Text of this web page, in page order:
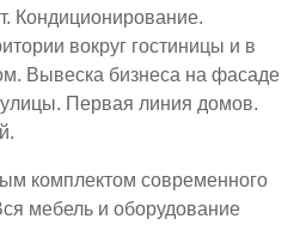
Кондиционирование.
вокруг гостиницы и в
Вывеска бизнеса на фасаде
Первая линия домов.
комплектом современного
мебель и оборудование